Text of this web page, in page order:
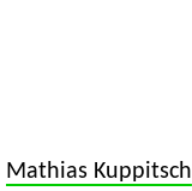
Mathias Kuppitsch